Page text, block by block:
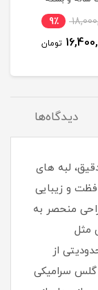
اینترنت 500 گیگ یک ساله
9٪
تومان
دیدگاه‌ها
لبه های
و زیبایی
منحصر به
مثل
از
گلس سرامیکی